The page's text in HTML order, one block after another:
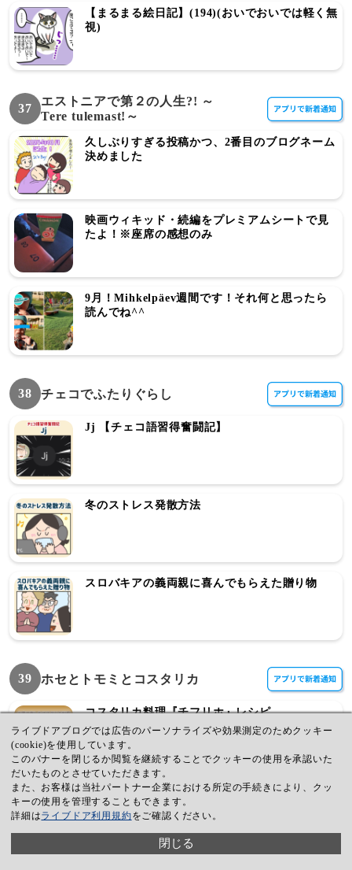
【まるまる絵日記】(194)(おいでおいでは軽く無
視)
37
エストニアで第２の人生?! ～
Tere tulemast!～
久しぶりすぎる投稿かつ、2番目のブログネーム
決めました
映画ウィキッド・続編をプレミアムシートで見
たよ！※座席の感想のみ
9月！Mihkelpäev週間です！それ何と思ったら
読んでね^^
38 チェコでふたりぐらし
Jj 【チェコ語習得奮闘記】
冬のストレス発散方法
スロバキアの義両親に喜んでもらえた贈り物
39 ホセとトモミとコスタリカ
コスタリカ料理『チフリホ』レシピ
コスタリカ移住の準備と出発までの話（後編）
ライブドアブログでは広告のパーソナライズや効果測定のためクッキー
(cookie)を使用しています。
このバナーを閉じるか閲覧を継続することでクッキーの使用を承認いた
だいたものとさせていただきます。
また、お客様は当社パートナー企業における所定の手続きにより、クッ
キーの使用を管理することもできます。
詳細はライブドア利用規約をご確認ください。
閉じる